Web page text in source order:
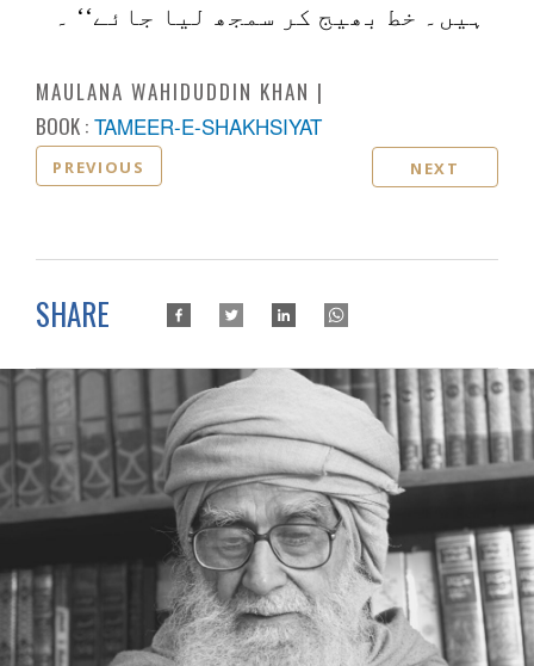
ہیں۔ خط بھیج کر سمجھ لیا جائے‘‘ ۔
MAULANA WAHIDUDDIN KHAN
BOOK : TAMEER-E-SHAKHSIYAT
PREVIOUS NEXT
SHARE